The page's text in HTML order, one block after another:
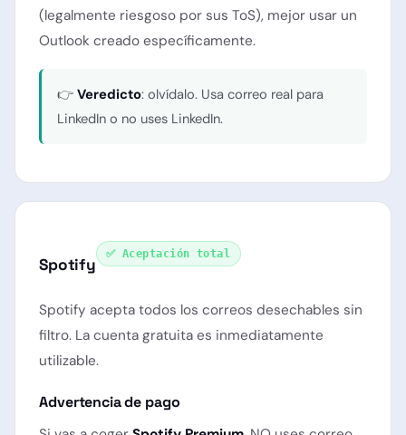
(legalmente riesgoso por sus ToS), mejor usar un
Outlook creado específicamente.
👉Veredicto: olvídalo. Usa correo real para
LinkedIn o no uses LinkedIn.
Spotify
✅ Aceptación total
Spotify acepta todos los correos desechables sin
filtro. La cuenta gratuita es inmediatamente
utilizable.
Advertencia de pago